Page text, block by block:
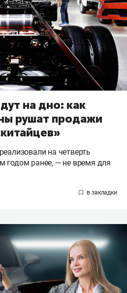
на дно: как
рушат продажи
на четверть
годом ранее, — не время для